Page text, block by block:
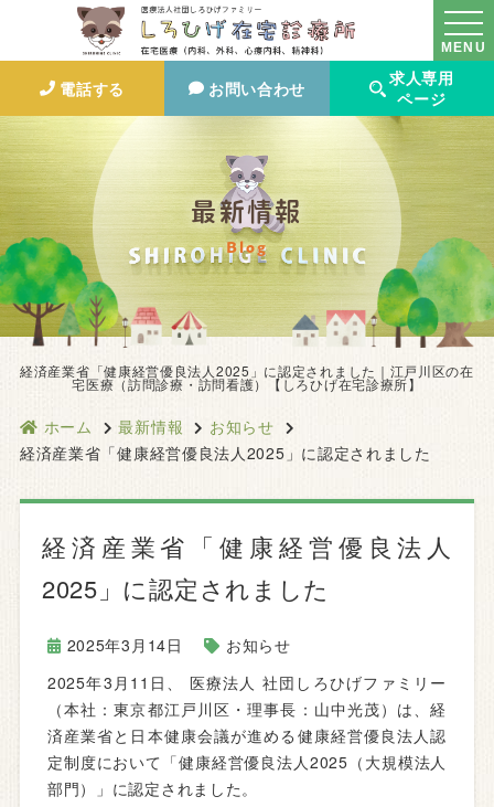
MENU
電話する お問い合わせ
求人専用
ページ
最新情報
Blog
経済産業省「健康経営優良法人2025」に認定されました｜江戸川区の在
宅医療（訪問診療・訪問看護）【しろひげ在宅診療所】
ホーム 最新情報
お知らせ
経済産業省「健康経営優良法人2025」に認定されました
経済産業省「健康経営優良法人
2025」に認定されました
2025年3月14日
お知らせ
2025年3月11日、 医療法人 社団しろひげファミリー
（本社：東京都江戸川区・理事長：山中光茂）は、経
済産業省と日本健康会議が進める健康経営優良法人認
定制度において「健康経営優良法人2025（大規模法人
部門）」に認定されました。